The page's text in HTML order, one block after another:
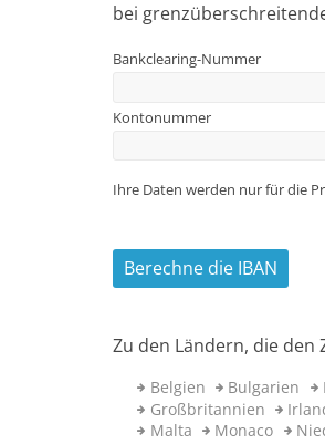
bei
Bankclearing-Nummer
Kontonummer
Ihre Daten werden nur für die
Zu den Ländern, die den
Belgien Bulgarien
Großbritannien
Malta
Monaco